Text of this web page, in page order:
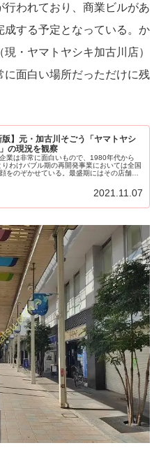
行われており、商業ビルがあ
成する予定となっている。か
・ヤマトヤシキ加古川店）
面白い場所だっただけに残
版】元・加古川そごう「ヤマトヤシ
の現況を観察
業は非常に面白いもので、1980年代から
わけバブル期の再開発事業においては全国
をのぞかせている。最盛期にはその店舗数
2021.11.07